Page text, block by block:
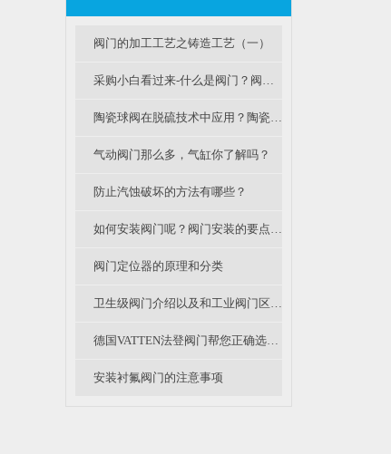
阀门的加工工艺之铸造工艺（一）
采购小白看过来-什么是阀门？阀门是什么意思？阀门怎么分类的呢？
陶瓷球阀在脱硫技术中应用？陶瓷阀优势？陶瓷阀性价比如何？
气动阀门那么多，气缸你了解吗？
防止汽蚀破坏的方法有哪些？
如何安装阀门呢？阀门安装的要点有哪些？
阀门定位器的原理和分类
卫生级阀门介绍以及和工业阀门区别不同
德国VATTEN法登阀门帮您正确选择阀门电动执行器
安装衬氟阀门的注意事项